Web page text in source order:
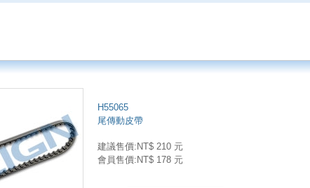
H55065
尾傳動皮帶
建議售價:NT$ 210 元
會員售價:NT$ 178 元